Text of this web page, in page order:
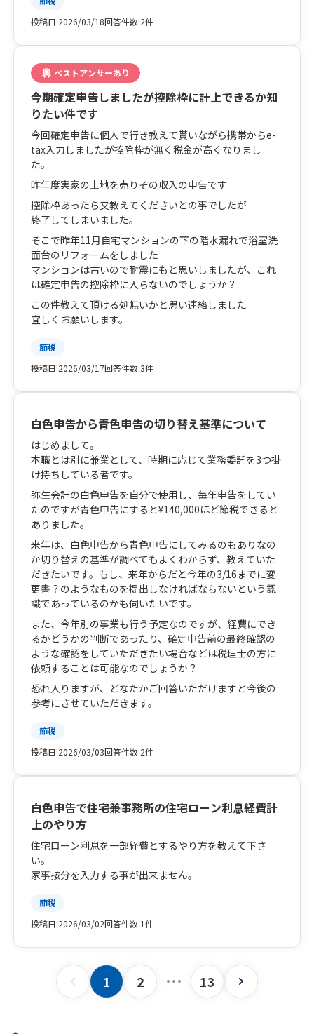
投稿日:2026/03/18回答件数:2件
ベストアンサーあり
今期確定申告しましたが控除枠に計上できるか知
りたい件です
今回確定申告に個人で行き教えて貰いながら携帯からe-
tax入力しましたが控除枠が無く税金が高くなりまし
た。
昨年度実家の土地を売りその収入の申告です
控除枠あったら又教えてくださいとの事でしたが
終了してしまいました。
そこで昨年11月自宅マンションの下の階水漏れで浴室洗
面台のリフォームをしました
マンションは古いので耐震にもと思いしましたが、これ
は確定申告の控除枠に入らないのでしょうか？
この件教えて頂ける処無いかと思い連絡しました
宜しくお願いします。
節税
投稿日:2026/03/17回答件数:3件
白色申告から青色申告の切り替え基準について
はじめまして。
本職とは別に兼業として、時期に応じて業務委託を3つ掛
け持ちしている者です。
弥生会計の白色申告を自分で使用し、毎年申告をしてい
たのですが青色申告にすると¥140,000ほど節税できると
ありました。
来年は、白色申告から青色申告にしてみるのもありなの
か切り替えの基準が調べてもよくわからず、教えていた
だきたいです。もし、来年からだと今年の3/16までに変
更書？のようなものを提出しなければならないという認
識であっているのかも伺いたいです。
また、今年別の事業も行う予定なのですが、経費にでき
るかどうかの判断であったり、確定申告前の最終確認の
ような確認をしていただきたい場合などは税理士の方に
依頼することは可能なのでしょうか？
恐れ入りますが、どなたかご回答いただけますと今後の
参考にさせていただきます。
節税
投稿日:2026/03/03回答件数:2件
白色申告で住宅兼事務所の住宅ローン利息経費計
上のやり方
住宅ローン利息を一部経費とするやり方を教えて下さ
い。
家事按分を入力する事が出来ません。
節税
投稿日:2026/03/02回答件数:1件
1 2 13